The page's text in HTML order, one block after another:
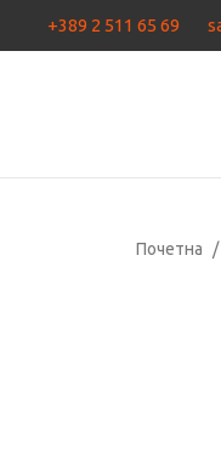
+389 2 511 65 69
Почетна